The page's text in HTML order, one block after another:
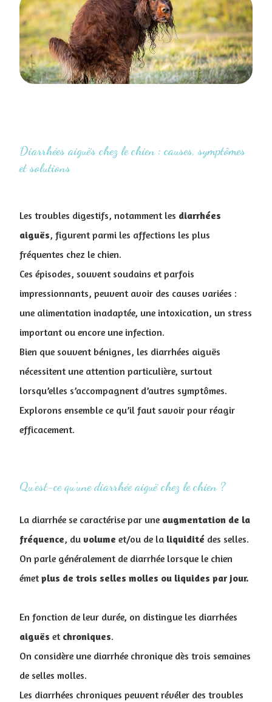
Diarrhées aiguës chez le chien : causes, symptômes
et solutions
Les troubles digestifs, notamment les diarrhées
aiguës, figurent parmi les affections les plus
fréquentes chez le chien.
Ces épisodes, souvent soudains et parfois
impressionnants, peuvent avoir des causes variées :
une alimentation inadaptée, une intoxication, un stress
important ou encore une infection.
Bien que souvent bénignes, les diarrhées aiguës
nécessitent une attention particulière, surtout
lorsqu’elles s’accompagnent d’autres symptômes.
Explorons ensemble ce qu’il faut savoir pour réagir
efficacement.
Qu'est-ce qu'une diarrhée aiguë chez le chien ?
La diarrhée se caractérise par une augmentation de la
fréquence, du volume et/ou de la liquidité des selles.
On parle généralement de diarrhée lorsque le chien
émetplus de trois selles molles ou liquides par jour.
En fonction de leur durée, on distingue les diarrhées
aiguës et chroniques.
On considère une diarrhée chronique dès trois semaines
de selles molles.
Les diarrhées chroniques peuvent révéler des troubles